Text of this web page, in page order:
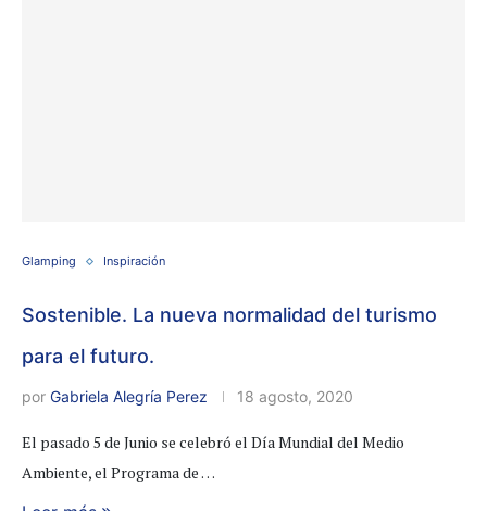
Glamping Inspiración
Sostenible. La nueva normalidad del turismo
para el futuro.
por Gabriela Alegría Perez 18 agosto, 2020
El pasado 5 de Junio se celebró el Día Mundial del Medio
Ambiente, el Programa de …